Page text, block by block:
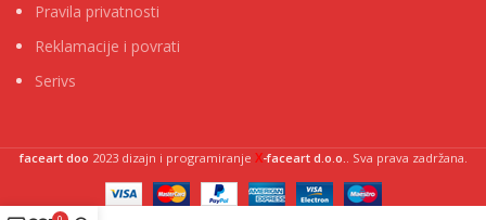
Pravila privatnosti
Reklamacije i povrati
Serivs
faceart doo 2023 dizajn i programiranje X-faceart d.o.o.. Sva prava zadržana.